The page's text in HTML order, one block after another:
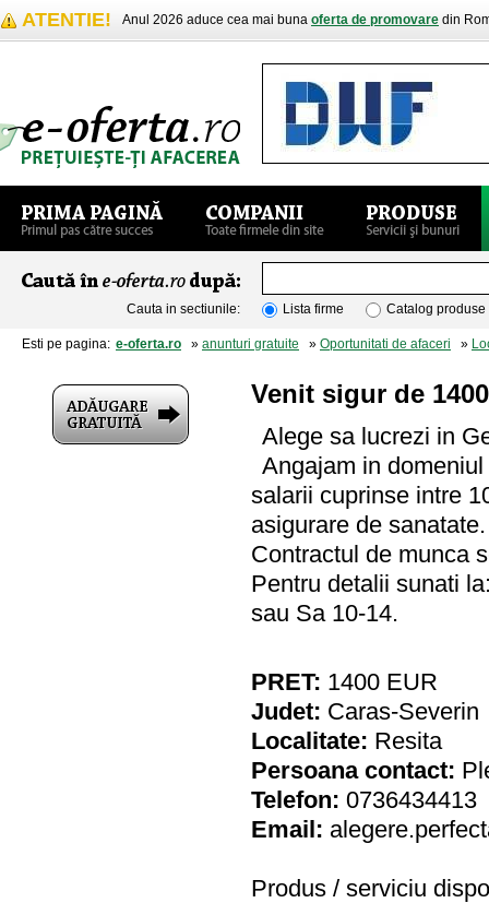
ATENTIE! Anul 2026 aduce cea mai buna oferta de promovare din
Cauta in sectiunile: Lista firme Catalog produse
Esti pe pagina: e-oferta.ro » anunturi gratuite » Oportunitati de afaceri »
Venit sigur de
Alege sa lucrezi in
Angajam in
salarii cuprinse intre
asigurare de sanatate.
Contractul de munca
Pentru detalii sunati
sau Sa 10-14.
PRET: 1400 EUR
Judet: Caras-Severin
Localitate: Resita
Persoana contact:
Telefon: 0736434413
Email:
Produs / serviciu